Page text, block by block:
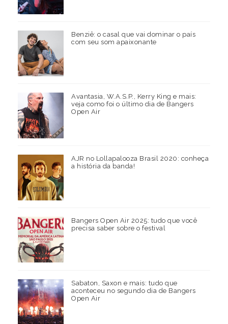
Benziê: o casal que vai dominar o país
com seu som apaixonante
Avantasia, W.A.S.P., Kerry King e mais:
veja como foi o último dia de Bangers
Open Air
AJR no Lollapalooza Brasil 2020: conheça
a história da banda!
Bangers Open Air 2025: tudo que você
precisa saber sobre o festival
Sabaton, Saxon e mais: tudo que
aconteceu no segundo dia de Bangers
Open Air